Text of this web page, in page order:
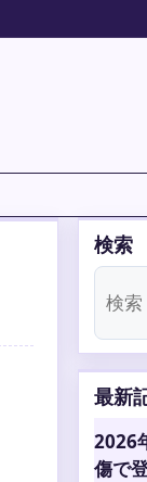
検索
最新
2026
傷で